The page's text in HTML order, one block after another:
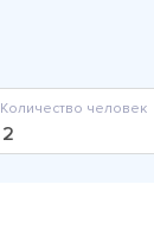
Количество человек